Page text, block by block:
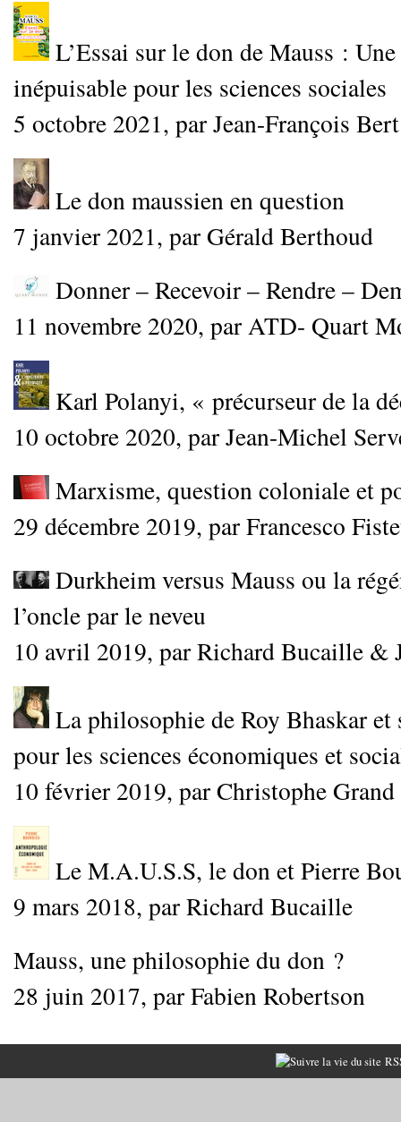
L’Essai sur le don de Mauss :
inépuisable pour les sciences sociales
5 octobre 2021, par Jean-François Bert
Le don maussien en question
7 janvier 2021, par Gérald Berthoud
Donner – Recevoir – Rendre –
11 novembre 2020, par ATD- Quart
Karl Polanyi, « précurseur de la
10 octobre 2020, par Jean-Michel
Marxisme, question coloniale et
29 décembre 2019, par Francesco
Durkheim versus Mauss ou la
l’oncle par le neveu
10 avril 2019, par Richard Bucaille &
La philosophie de Roy Bhaskar et
pour les sciences économiques et
10 février 2019, par Christophe Grand
Le M.A.U.S.S, le don et Pierre
9 mars 2018, par Richard Bucaille
Mauss, une philosophie du don ?
28 juin 2017, par Fabien Robertson